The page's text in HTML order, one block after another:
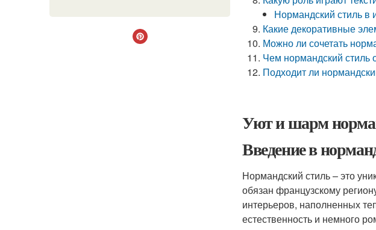
Нормандский стиль в
Какие декоративные
Можно ли сочетать
Чем нормандский стиль
Подходит ли
Уют и шарм
Введение в
Нормандский стиль – это
обязан французскому
интерьеров, наполненных
естественность и немного